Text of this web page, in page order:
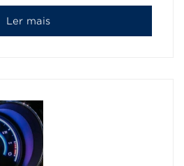
Ler mais